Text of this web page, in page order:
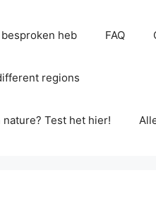
heb FAQ
regions
Test het hier!